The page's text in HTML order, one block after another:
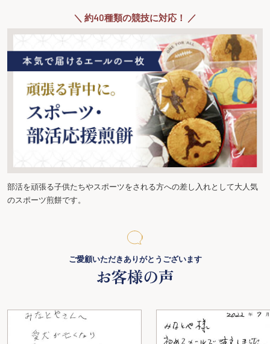
＼ 約40種類の競技に対応！ ／
部活を頑張る子供たちやスポーツをされる方への差し入れとして大人気
のスポーツ煎餅です。
ご愛顧いただきありがとうございます
お客様の声